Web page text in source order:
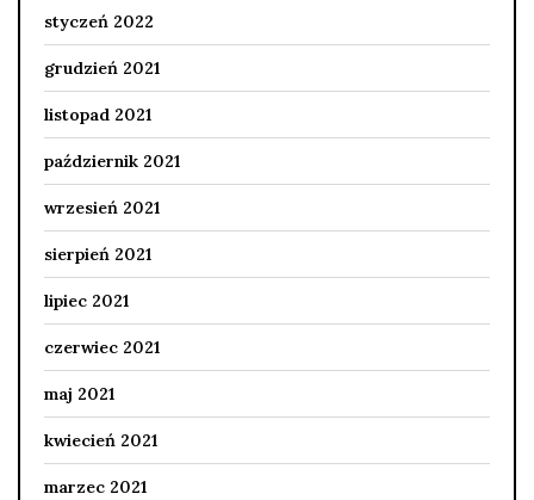
styczeń 2022
grudzień 2021
listopad 2021
październik 2021
wrzesień 2021
sierpień 2021
lipiec 2021
czerwiec 2021
maj 2021
kwiecień 2021
marzec 2021